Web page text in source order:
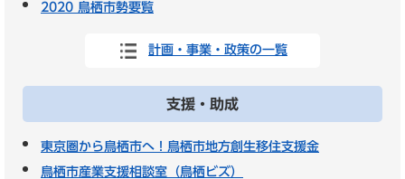
2020 鳥栖市勢要覧
計画・事業・政策の一覧
支援・助成
東京圏から鳥栖市へ！鳥栖市地方創生移住支援金
鳥栖市産業支援相談室（鳥栖ビズ）